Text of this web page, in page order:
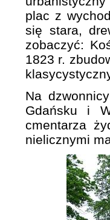
plac z
się stara,
zobaczyć:
1823 r.
Na
Gdańsku i
cmentarza
nielicznymi